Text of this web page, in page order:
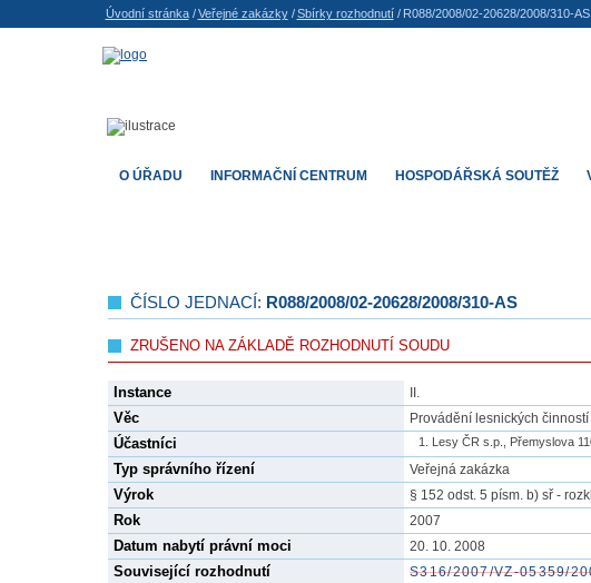
ČÍSLO JEDNACÍ: R088/2008/02-20628/2008/310-AS
ZRUŠENO NA ZÁKLADĚ ROZHODNUTÍ SOUDU
Instance II.
Věc Provádění lesnických
Účastníci Lesy ČR s.p., Přemyslova
Typ správního řízení Veřejná zakázka
Výrok § 152 odst. 5 písm. b) sř -
Rok 2007
Datum nabytí právní moci 20. 10. 2008
Související rozhodnutí
S316/2007/VZ-05359/
O ÚŘADU INFORMAČNÍ CENTRUM HOSPODÁŘSKÁ SOUTĚŽ
Úvodní stránka/ Veřejné zakázky/ Sbírky rozhodnutí/ R088/2008/02-20628/2008/310-AS